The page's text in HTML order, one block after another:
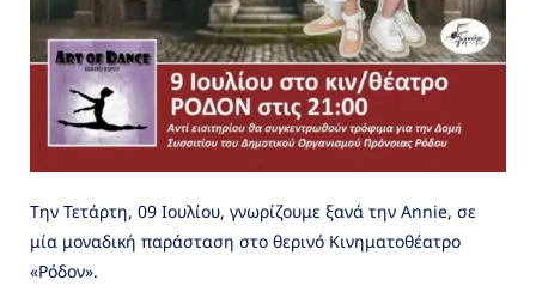
Την Τετάρτη, 09 Ιουλίου, γνωρίζουμε ξανά την Annie, σε
μία μοναδική παράσταση στο θερινό Κινηματοθέατρο
«Ρόδον».